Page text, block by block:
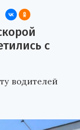
с
водителей